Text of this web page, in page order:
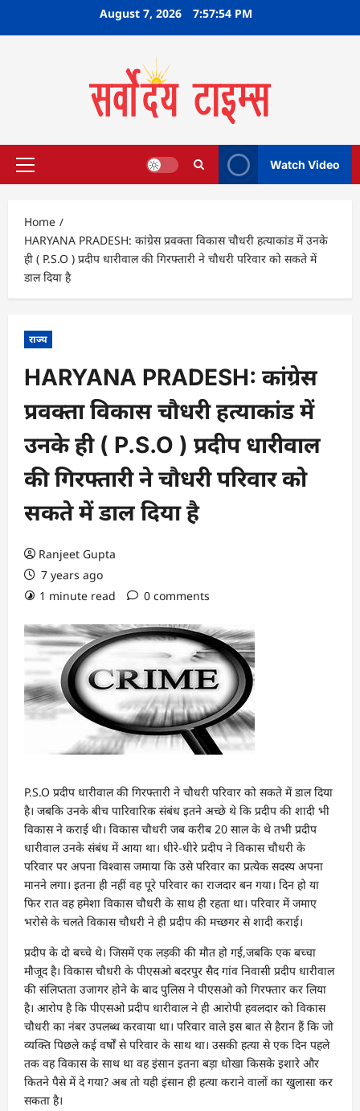
August 7, 2026 7:57:54 PM
Primary
Watch Video
Home
HARYANA PRADESH: कांग्रेस प्रवक्ता विकास चौधरी हत्याकांड में उनके
ही ( P.S.O ) प्रदीप धारीवाल की गिरफ्तारी ने चौधरी परिवार को सकते में
डाल दिया है
राज्य
HARYANA PRADESH: कांग्रेस
प्रवक्ता विकास चौधरी हत्याकांड में
उनके ही ( P.S.O ) प्रदीप धारीवाल
की गिरफ्तारी ने चौधरी परिवार को
सकते में डाल दिया है
Ranjeet Gupta
7 years ago
1 minute read
0 comments
P.S.O प्रदीप धारीवाल की गिरफ्तारी ने चौधरी परिवार को सकते में डाल दिया
है। जबकि उनके बीच पारिवारिक संबंध इतने अच्छे थे कि प्रदीप की शादी भी
विकास ने कराई थी। विकास चौधरी जब करीब 20 साल के थे तभी प्रदीप
धारीवाल उनके संबंध में आया था। धीरे-धीरे प्रदीप ने विकास चौधरी के
परिवार पर अपना विश्वास जमाया कि उसे परिवार का प्रत्येक सदस्य अपना
मानने लगा। इतना ही नहीं वह पूरे परिवार का राजदार बन गया। दिन हो या
फिर रात वह हमेशा विकास चौधरी के साथ ही रहता था। परिवार में जमाए
भरोसे के चलते विकास चौधरी ने ही प्रदीप की मच्छगर से शादी कराई।
प्रदीप के दो बच्चे थे। जिसमें एक लड़की की मौत हो गई,जबकि एक बच्चा
मौजूद है। विकास चौधरी के पीएसओ बदरपुर सैद गांव निवासी प्रदीप धारीवाल
की संलिप्तता उजागर होने के बाद पुलिस ने पीएसओ को गिरफ्तार कर लिया
है। आरोप है कि पीएसओ प्रदीप धारीवाल ने ही आरोपी हवलदार को विकास
चौधरी का नंबर उपलब्ध करवाया था। परिवार वाले इस बात से हैरान हैं कि जो
व्यक्ति पिछले कई वर्षों से परिवार के साथ था। उसकी हत्या से एक दिन पहले
तक वह विकास के साथ था वह इंसान इतना बड़ा धोखा किसके इशारे और
कितने पैसे में दे गया? अब तो यही इंसान ही हत्या कराने वालों का खुलासा कर
सकता है।